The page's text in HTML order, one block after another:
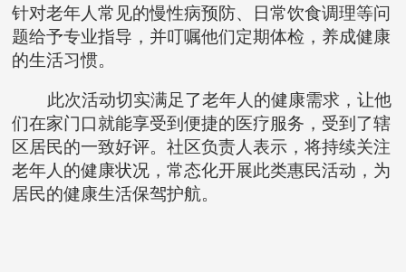
针对老年人常见的慢性病预防、日常饮食调理等问
题给予专业指导，并叮嘱他们定期体检，养成健康
的生活习惯。
此次活动切实满足了老年人的健康需求，让他
们在家门口就能享受到便捷的医疗服务，受到了辖
区居民的一致好评。社区负责人表示，将持续关注
老年人的健康状况，常态化开展此类惠民活动，为
居民的健康生活保驾护航。